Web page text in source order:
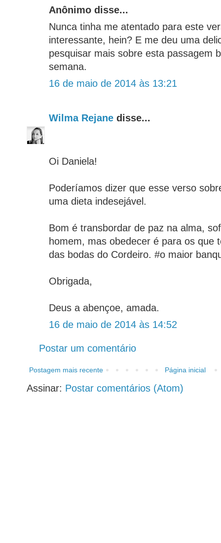
Anônimo disse...
Nunca tinha me atentado para este
interessante, hein? E me deu uma
pesquisar mais sobre esta passagem
semana.
16 de maio de 2014 às 13:21
Wilma Rejane disse...
Oi Daniela!
Poderíamos dizer que esse verso
uma dieta indesejável.
Bom é transbordar de paz na alma,
homem, mas obedecer é para os que
das bodas do Cordeiro. #o maior
Obrigada,
Deus a abençoe, amada.
16 de maio de 2014 às 14:52
Postar um comentário
Postagem mais recente Página inicial
Assinar: Postar comentários (Atom)